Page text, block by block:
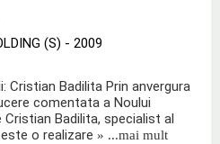
(S) - 2009
Cristian Badilita Prin anvergura
comentata a Noului
Badilita, specialist al
o realizare » ...mai mult